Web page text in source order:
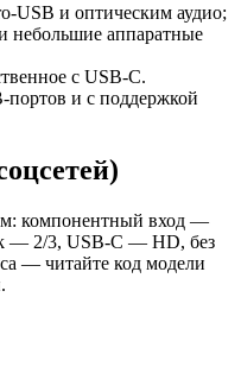
и оптическим аудио;
небольшие аппаратные
с USB‑C.
и с поддержкой
компонентный вход —
— 2/3, USB‑C — HD, без
— читайте код модели